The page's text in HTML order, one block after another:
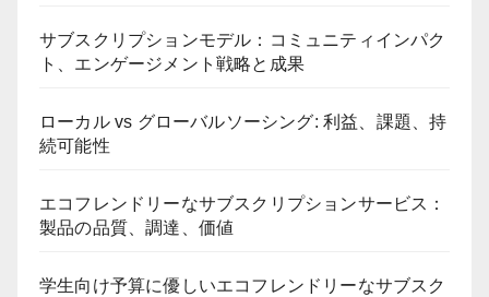
サブスクリプションモデル：コミュニティインパク
ト、エンゲージメント戦略と成果
ローカル vs グローバルソーシング: 利益、課題、持
続可能性
エコフレンドリーなサブスクリプションサービス：
製品の品質、調達、価値
学生向け予算に優しいエコフレンドリーなサブスク